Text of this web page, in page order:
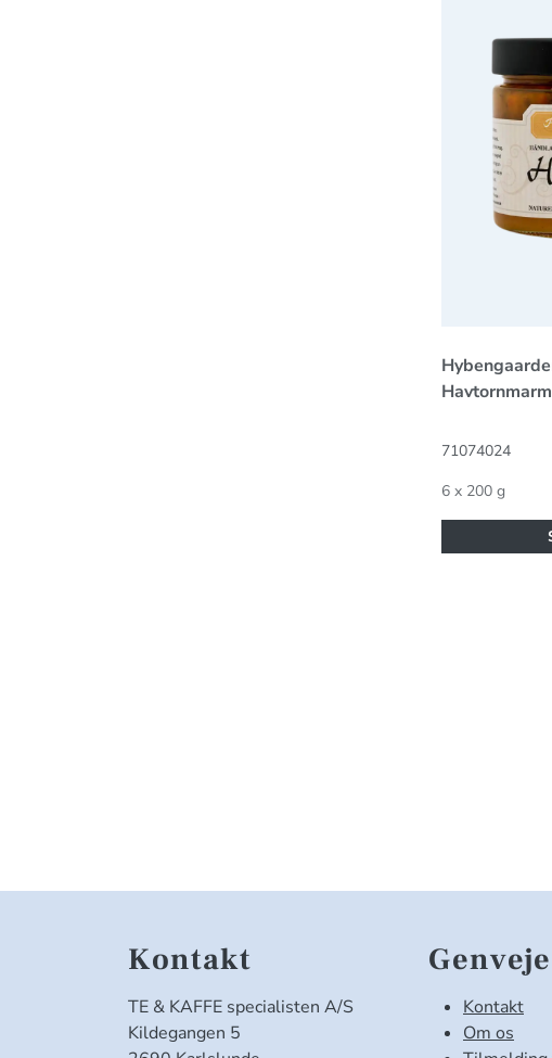
71074024
6 x 200 g
Kontakt
TE & KAFFE specialisten A/S
Kildegangen 5
Genveje
Kontakt
Om os